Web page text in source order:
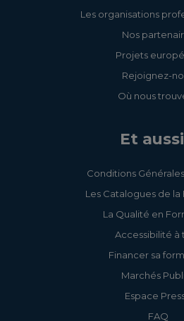
Les organisations
Nos
Projets
Rejoignez-
Où nous
Et
Conditions
Les Catalogues de
La Qualité en
Accessibilité à
Financer sa
Marchés
Espace
FAQ